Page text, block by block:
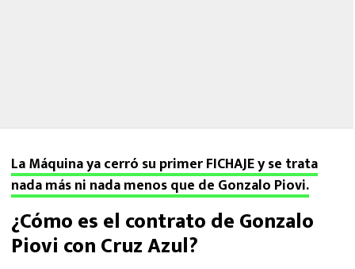
La Máquina ya cerró su primer FICHAJE y se trata
nada más ni nada menos que de Gonzalo Piovi.
¿Cómo es el contrato de Gonzalo
Piovi con Cruz Azul?